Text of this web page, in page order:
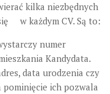
kilka niezbędnych
w każdym CV. Są to:
numer
Kandydata.
data urodzenia czy
ich pozwala